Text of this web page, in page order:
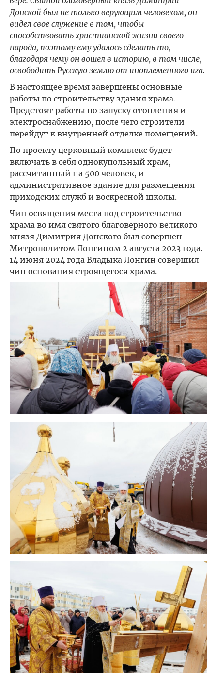
Донской был не только верующим человеком, он
видел свое служение в том, чтобы
способствовать христианской жизни своего
народа, поэтому ему удалось сделать то,
благодаря чему он вошел в историю, в том числе,
освободить Русскую землю от иноплеменного ига.
В настоящее время завершены основные
работы по строительству здания храма.
Предстоят работы по запуску отопления и
электроснабжению, после чего строители
перейдут к внутренней отделке помещений.
По проекту церковный комплекс будет
включать в себя однокупольный храм,
рассчитанный на 500 человек, и
административное здание для размещения
приходских служб и воскресной школы.
Чин освящения места под строительство
храма во имя святого благоверного великого
князя Димитрия Донского был совершен
Митрополитом Лонгином 2 августа 2023 года.
14 июня 2024 года Владыка Лонгин совершил
чин основания строящегося храма.